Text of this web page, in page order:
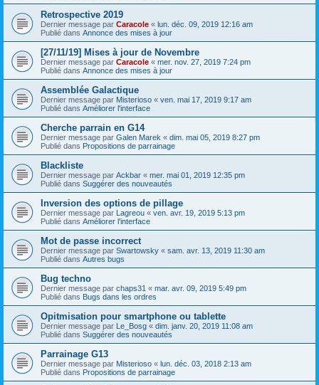
Retrospective 2019
Dernier message par Caracole « lun. déc. 09, 2019 12:16 am
Publié dans Annonce des mises à jour
[27/11/19] Mises à jour de Novembre
Dernier message par Caracole « mer. nov. 27, 2019 7:24 pm
Publié dans Annonce des mises à jour
Assemblée Galactique
Dernier message par Misterioso « ven. mai 17, 2019 9:17 am
Publié dans Améliorer l'interface
Cherche parrain en G14
Dernier message par Galen Marek « dim. mai 05, 2019 8:27 pm
Publié dans Propositions de parrainage
Blackliste
Dernier message par Ackbar « mer. mai 01, 2019 12:35 pm
Publié dans Suggérer des nouveautés
Inversion des options de pillage
Dernier message par Lagreou « ven. avr. 19, 2019 5:13 pm
Publié dans Améliorer l'interface
Mot de passe incorrect
Dernier message par Swartowsky « sam. avr. 13, 2019 11:30 am
Publié dans Autres bugs
Bug techno
Dernier message par chaps31 « mar. avr. 09, 2019 5:49 pm
Publié dans Bugs dans les ordres
Opitmisation pour smartphone ou tablette
Dernier message par Le_Bosg « dim. janv. 20, 2019 11:08 am
Publié dans Suggérer des nouveautés
Parrainage G13
Dernier message par Misterioso « lun. déc. 03, 2018 2:13 am
Publié dans Propositions de parrainage